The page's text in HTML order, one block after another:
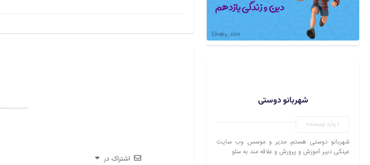
شهربانو دوستی
درباره نویسنده
شهربانو دوستی هستم، مدیر و موسس وب سایت
عینکی دبیر آموزش و پرورش و علاقه مند به سئو
اشتراک در